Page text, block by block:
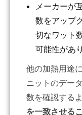
メーカーが
数をアップ
切なワット
可能性があ
他の加熱用途
ニットのデー
数を確認する
を一致させる